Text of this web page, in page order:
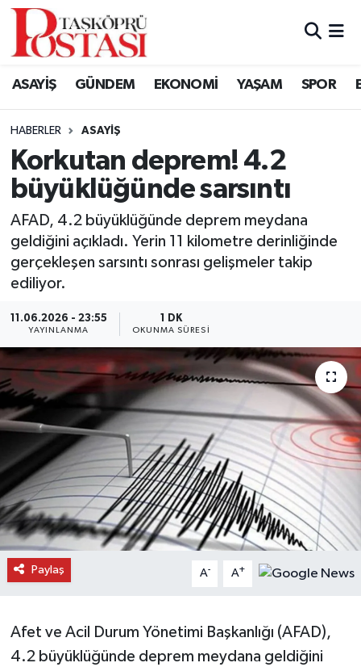
ASAYİŞ GÜNDEM EKONOMİ YAŞAM SPOR
HABERLER ASAYIŞ
Korkutan deprem! 4.2
büyüklüğünde sarsıntı
AFAD, 4.2 büyüklüğünde deprem meydana
geldiğini açıkladı. Yerin 11 kilometre derinliğinde
gerçekleşen sarsıntı sonrası gelişmeler takip
ediliyor.
11.06.2026 - 23:55
YAYINLANMA
1 DK
OKUNMA SÜRESI
Paylaş A- A+
Afet ve Acil Durum Yönetimi Başkanlığı (AFAD),
4.2 büyüklüğünde deprem meydana geldiğini
Kastamonu Vefat Edenler
Araç Haberleri
Azdavay Haberleri
Bozkurt Haberleri
Cide Haberleri
Daday Haberleri
Devrekani Haberleri
Doğanyurt Haberleri
Hanönü Haberleri
İhsangazi Haberleri
Küre Haberleri